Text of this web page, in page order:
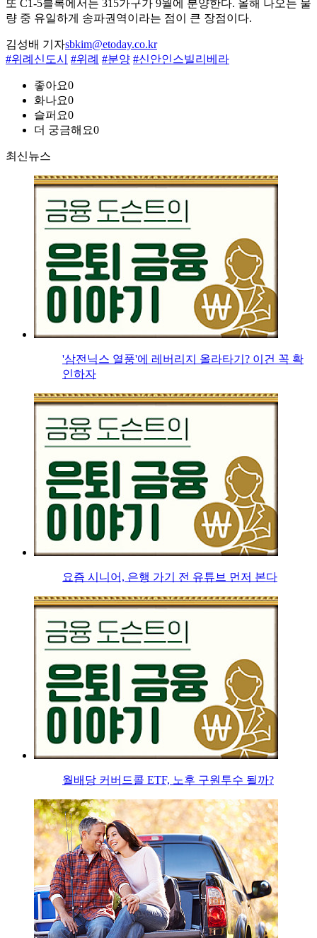
또 C1-5블록에서는 315가구가 9월에 분양한다. 올해 나오는 물
량 중 유일하게 송파권역이라는 점이 큰 장점이다.
김성배 기자sbkim@etoday.co.kr
#위례신도시 #위례 #분양 #신안인스빌리베라
좋아요0
화나요0
슬퍼요0
더 궁금해요0
최신뉴스
'삼전닉스 열풍'에 레버리지 올라타기? 이건 꼭 확
인하자
요즘 시니어, 은행 가기 전 유튜브 먼저 본다
월배당 커버드콜 ETF, 노후 구원투수 될까?